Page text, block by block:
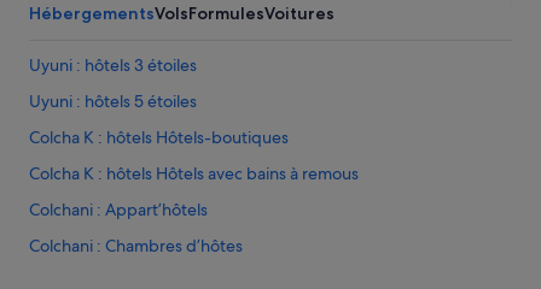
HébergementsVolsFormulesVoitures
Uyuni : hôtels 3 étoiles
Uyuni : hôtels 5 étoiles
Colcha K : hôtels Hôtels-boutiques
Colcha K : hôtels Hôtels avec bains à remous
Colchani : Appart’hôtels
Colchani : Chambres d’hôtes